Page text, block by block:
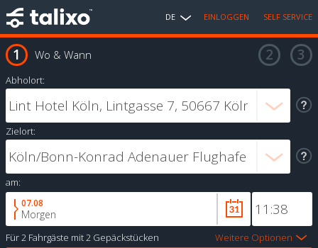
DE EINLOGGEN SELF SERVICE
Wo & Wann
Abholort:
Zielort:
am:
07.08
Morgen
Für2 Fahrgäste mit2 Gepäckstücken Weitere Optionen